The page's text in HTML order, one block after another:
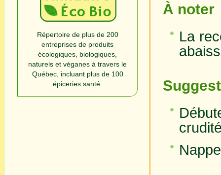
Répertoire de plus de 200
entreprises de produits
écologiques, biologiques,
naturels et véganes à travers le
Québec, incluant plus de 100
épiceries santé.
À noter
La